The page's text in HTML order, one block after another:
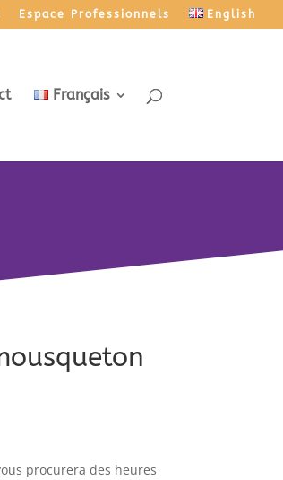
Espace Professionnels English
Français
procurera des heures